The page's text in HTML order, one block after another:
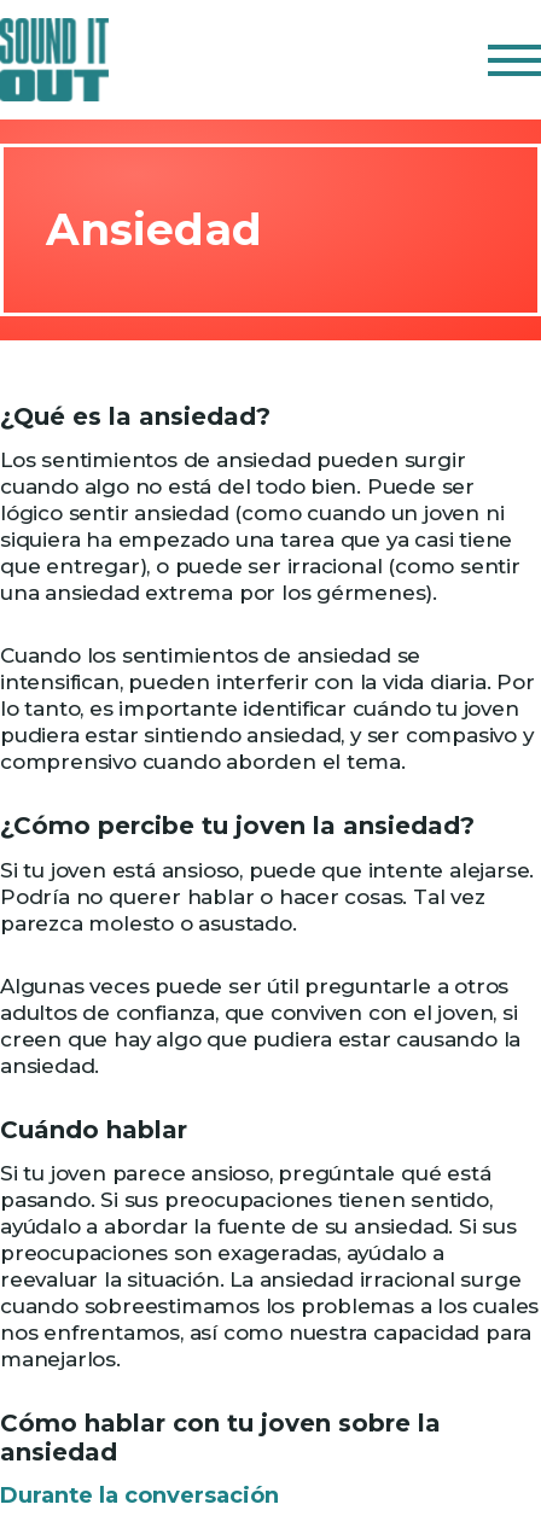
ESCUCHA
HABLA
RECURSOS
Ansiedad
¿Qué es la ansiedad?
Los sentimientos de ansiedad pueden surgir
cuando algo no está del todo bien. Puede ser
lógico sentir ansiedad (como cuando un joven ni
siquiera ha empezado una tarea que ya casi tiene
que entregar), o puede ser irracional (como sentir
una ansiedad extrema por los gérmenes).
Cuando los sentimientos de ansiedad se
intensifican, pueden interferir con la vida diaria. Por
lo tanto, es importante identificar cuándo tu joven
pudiera estar sintiendo ansiedad, y ser compasivo y
comprensivo cuando aborden el tema.
¿Cómo percibe tu joven la ansiedad?
Si tu joven está ansioso, puede que intente alejarse.
Podría no querer hablar o hacer cosas. Tal vez
parezca molesto o asustado.
Algunas veces puede ser útil preguntarle a otros
adultos de confianza, que conviven con el joven, si
creen que hay algo que pudiera estar causando la
ansiedad.
Cuándo hablar
Si tu joven parece ansioso, pregúntale qué está
pasando. Si sus preocupaciones tienen sentido,
ayúdalo a abordar la fuente de su ansiedad. Si sus
preocupaciones son exageradas, ayúdalo a
reevaluar la situación. La ansiedad irracional surge
cuando sobreestimamos los problemas a los cuales
nos enfrentamos, así como nuestra capacidad para
manejarlos.
Cómo hablar con tu joven sobre la
ansiedad
Durante la conversación